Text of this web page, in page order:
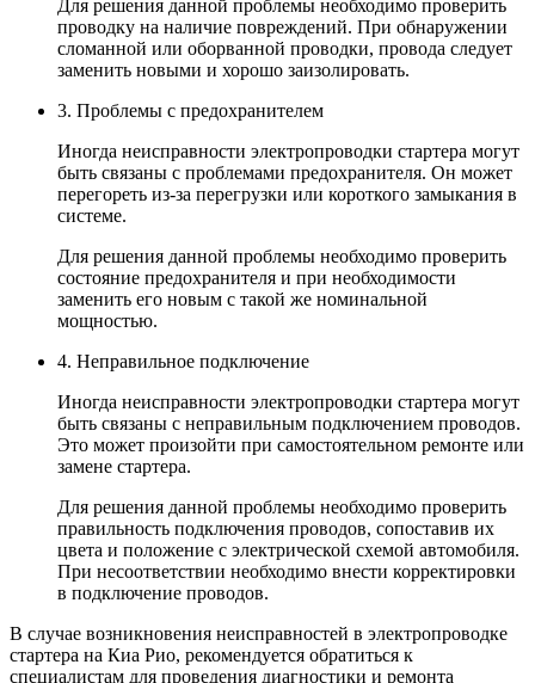
Для решения данной проблемы необходимо проверить
проводку на наличие повреждений. При обнаружении
сломанной или оборванной проводки, провода следует
заменить новыми и хорошо заизолировать.
3. Проблемы с предохранителем
Иногда неисправности электропроводки стартера могут
быть связаны с проблемами предохранителя. Он может
перегореть из-за перегрузки или короткого замыкания в
системе.
Для решения данной проблемы необходимо проверить
состояние предохранителя и при необходимости
заменить его новым с такой же номинальной
мощностью.
4. Неправильное подключение
Иногда неисправности электропроводки стартера могут
быть связаны с неправильным подключением проводов.
Это может произойти при самостоятельном ремонте или
замене стартера.
Для решения данной проблемы необходимо проверить
правильность подключения проводов, сопоставив их
цвета и положение с электрической схемой автомобиля.
При несоответствии необходимо внести корректировки
в подключение проводов.
В случае возникновения неисправностей в электропроводке
стартера на Киа Рио, рекомендуется обратиться к
специалистам для проведения диагностики и ремонта